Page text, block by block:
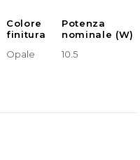
Colore
finitura
Potenza
nominale (W)
Opale 10.5